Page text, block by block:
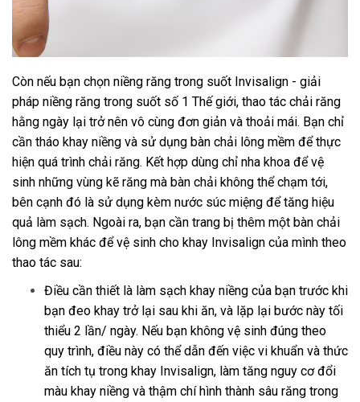
Còn nếu bạn chọn niềng răng trong suốt Invisalign - giải
pháp niềng răng trong suốt số 1 Thế giới, thao tác chải răng
hằng ngày lại trở nên vô cùng đơn giản và thoải mái. Bạn chỉ
cần tháo khay niềng và sử dụng bàn chải lông mềm để thực
hiện quá trình chải răng. Kết hợp dùng chỉ nha khoa để vệ
sinh những vùng kẽ răng mà bàn chải không thể chạm tới,
bên cạnh đó là sử dụng kèm nước súc miệng để tăng hiệu
quả làm sạch. Ngoài ra, bạn cần trang bị thêm một bàn chải
lông mềm khác để vệ sinh cho khay Invisalign của mình theo
thao tác sau:
Điều cần thiết là làm sạch khay niềng của bạn trước khi
bạn đeo khay trở lại sau khi ăn, và lặp lại bước này tối
thiểu 2 lần/ ngày. Nếu bạn không vệ sinh đúng theo
quy trình, điều này có thể dẫn đến việc vi khuẩn và thức
ăn tích tụ trong khay Invisalign, làm tăng nguy cơ đổi
màu khay niềng và thậm chí hình thành sâu răng trong